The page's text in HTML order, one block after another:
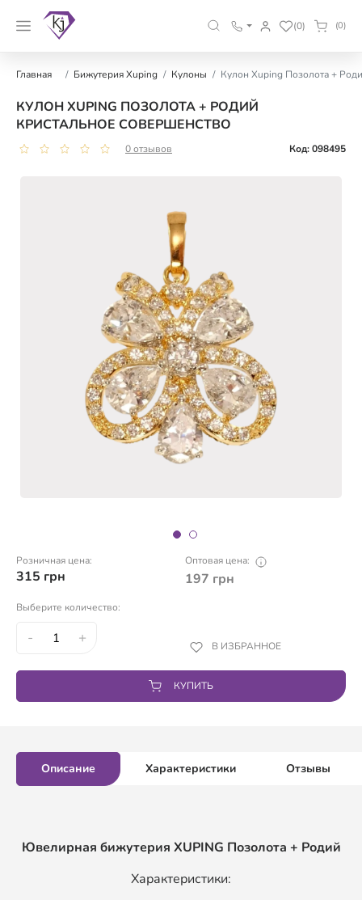
(0) (0)
Главная Бижутерия Xuping Кулоны Кулон Xuping Позолота +
КУЛОН XUPING ПОЗОЛОТА + РОДИЙ
КРИСТАЛЬНОЕ СОВЕРШЕНСТВО
0 отзывов Код: 098495
Розничная цена:
315 грн
Оптовая цена:
197 грн
Выберите количество:
- + В ИЗБРАННОЕ
КУПИТЬ
Описание Характеристики Отзывы
Ювелирная бижутерия XUPING Позолота + Родий
Характеристики: